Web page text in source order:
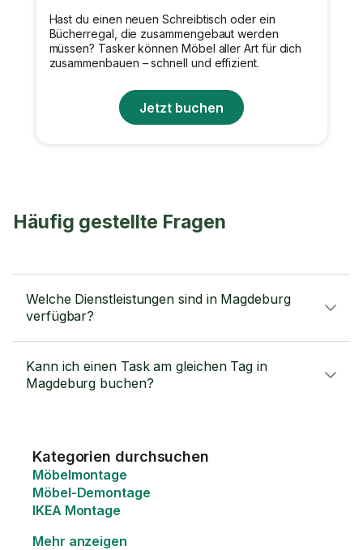
Hast du einen neuen Schreibtisch oder ein
Bücherregal, die zusammengebaut werden
müssen? Tasker können Möbel aller Art für dich
zusammenbauen – schnell und effizient.
Jetzt buchen
Häufig gestellte Fragen
Welche Dienstleistungen sind in Magdeburg
verfügbar?
Kann ich einen Task am gleichen Tag in
Magdeburg buchen?
Kategorien durchsuchen
Möbelmontage
Möbel-Demontage
IKEA Montage
Mehr anzeigen